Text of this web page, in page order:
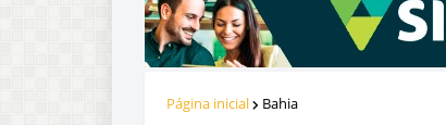
Página inicial Bahia